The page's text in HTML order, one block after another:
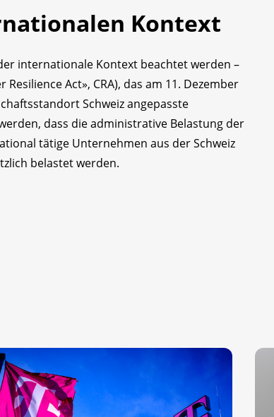
Kontext
internationale Kontext beachtet werden –
Act», CRA), das am 11. Dezember
Schweiz angepasste
dass die administrative Belastung der
tätige Unternehmen aus der Schweiz
belastet werden.